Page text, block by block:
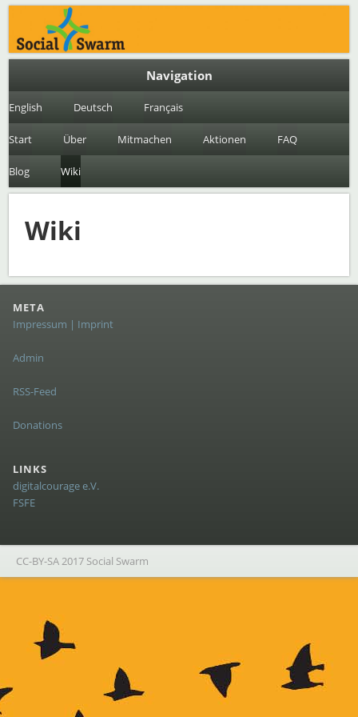
Social Swarm
an open think tank on social networking
Navigation
English Deutsch Français
Start Über Mitmachen Aktionen FAQ
Blog Wiki
Wiki
META
Impressum | Imprint
Admin
RSS-Feed
Donations
LINKS
digitalcourage e.V.
FSFE
CC-BY-SA 2017 Social Swarm